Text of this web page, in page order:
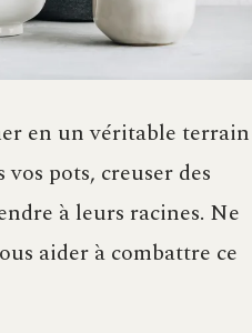
en un véritable terrain
pots, creuser des
à leurs racines. Ne
aider à combattre ce